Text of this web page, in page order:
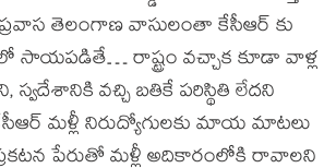
తెలంగాణ వాసులంతా కేసీఆర్ కు
సాయపడితే… రాష్ట్రం వచ్చాక కూడా వాళ్ల
స్వదేశానికి వచ్చి బతికే పరిస్థితి లేదని
మళ్లీ నిరుద్యోగులకు మాయ మాటలు
పేరుతో మళ్లీ అదికారంలోకి రావాలని